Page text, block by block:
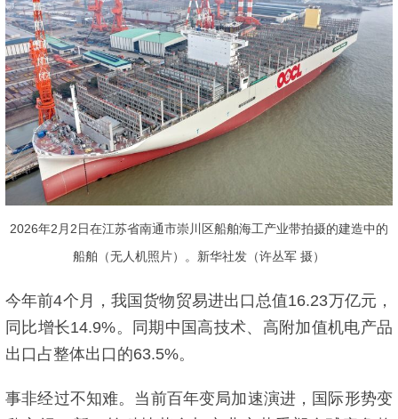
2026年2月2日在江苏省南通市崇川区船舶海工产业带拍摄的建造中的
船舶（无人机照片）。新华社发（许丛军 摄）
今年前4个月，我国货物贸易进出口总值16.23万亿元，
同比增长14.9%。同期中国高技术、高附加值机电产品
出口占整体出口的63.5%。
事非经过不知难。当前百年变局加速演进，国际形势变